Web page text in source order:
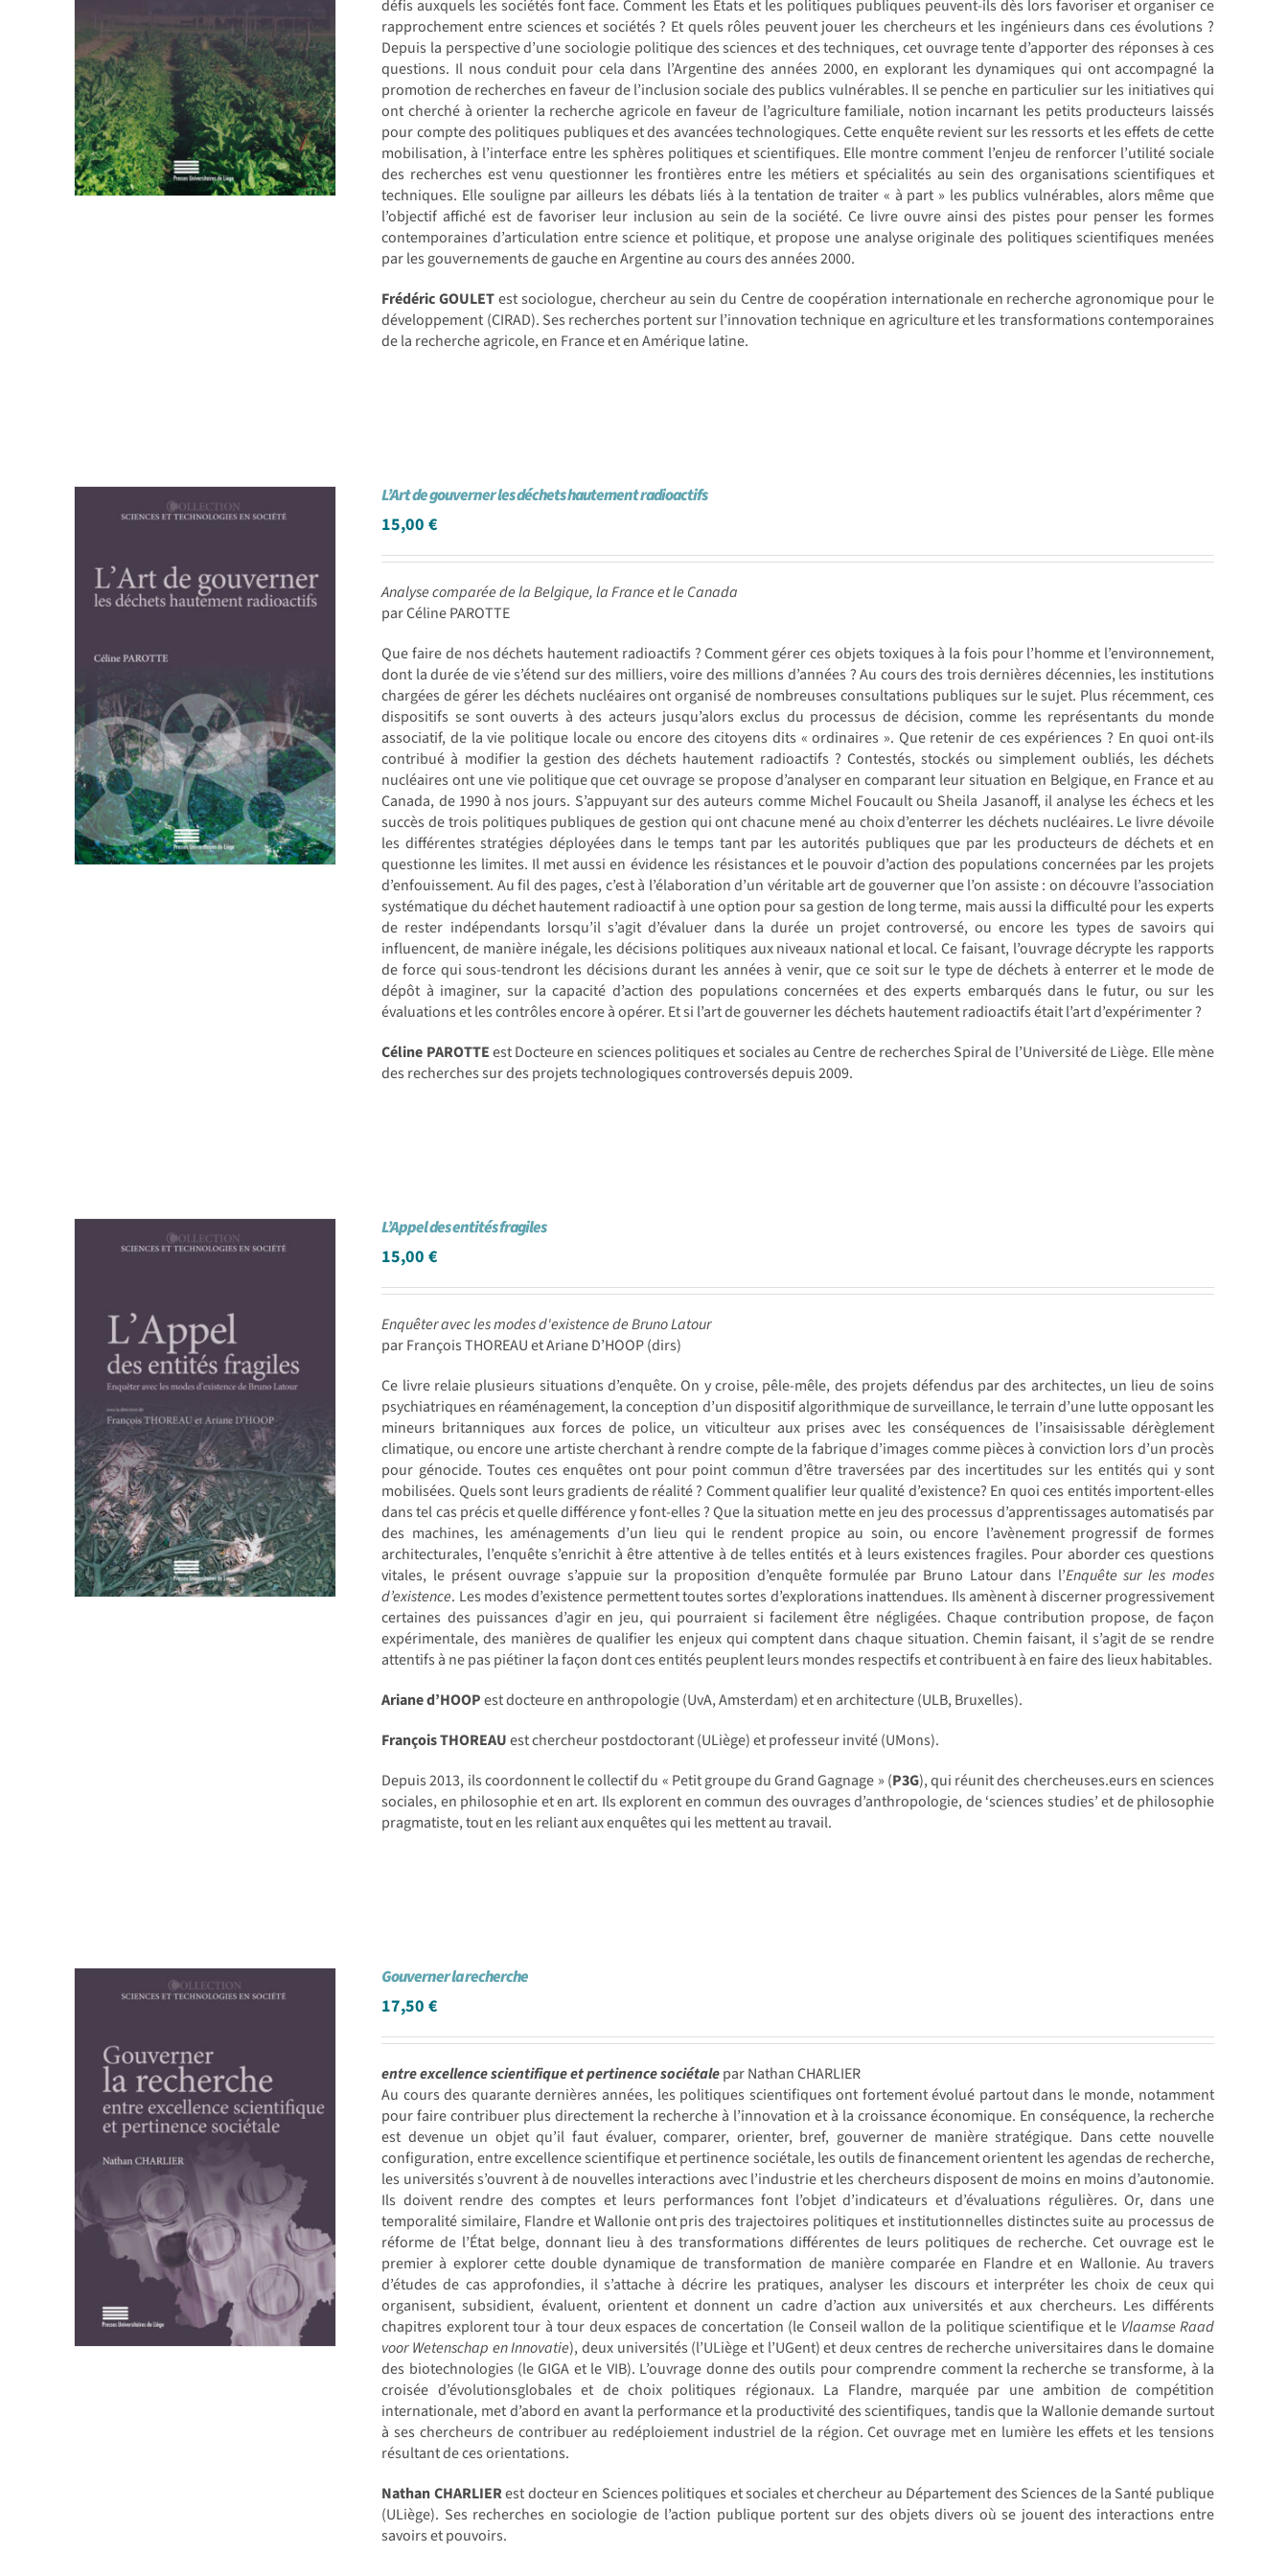
défis auxquels les sociétés font face. Comment les États et les politiques publiques peuvent-ils dès lors favoriser et organiser ce
rapprochement entre sciences et sociétés ? Et quels rôles peuvent jouer les chercheurs et les ingénieurs dans ces évolutions ?
Depuis la perspective d’une sociologie politique des sciences et des techniques, cet ouvrage tente d’apporter des réponses à ces
questions. Il nous conduit pour cela dans l’Argentine des années 2000, en explorant les dynamiques qui ont accompagné la
promotion de recherches en faveur de l’inclusion sociale des publics vulnérables. Il se penche en particulier sur les initiatives qui
ont cherché à orienter la recherche agricole en faveur de l’agriculture familiale, notion incarnant les petits producteurs laissés
pour compte des politiques publiques et des avancées technologiques. Cette enquête revient sur les ressorts et les effets de cette
mobilisation, à l’interface entre les sphères politiques et scientifiques. Elle montre comment l’enjeu de renforcer l’utilité sociale
des recherches est venu questionner les frontières entre les métiers et spécialités au sein des organisations scientifiques et
techniques. Elle souligne par ailleurs les débats liés à la tentation de traiter « à part » les publics vulnérables, alors même que
l’objectif affiché est de favoriser leur inclusion au sein de la société. Ce livre ouvre ainsi des pistes pour penser les formes
contemporaines d’articulation entre science et politique, et propose une analyse originale des politiques scientifiques menées
par les gouvernements de gauche en Argentine au cours des années 2000.
Frédéric GOULETest sociologue, chercheur au sein du Centre de coopération internationale en recherche agronomique pour le
développement (CIRAD). Ses recherches portent sur l’innovation technique en agriculture et les transformations contemporaines
de la recherche agricole, en France et en Amérique latine.
L’Art de gouverner les déchets hautement radioactifs
15,00€
Analyse comparée de la Belgique, la France et le Canada
par Céline PAROTTE
Que faire de nos déchets hautement radioactifs ? Comment gérer ces objets toxiques à la fois pour l’homme et l’environnement,
dont la durée de vie s’étend sur des milliers, voire des millions d’années ? Au cours des trois dernières décennies, les institutions
chargées de gérer les déchets nucléaires ont organisé de nombreuses consultations publiques sur le sujet. Plus récemment, ces
dispositifs se sont ouverts à des acteurs jusqu’alors exclus du processus de décision, comme les représentants du monde
associatif, de la vie politique locale ou encore des citoyens dits « ordinaires ». Que retenir de ces expériences ? En quoi ont-ils
contribué à modifier la gestion des déchets hautement radioactifs ? Contestés, stockés ou simplement oubliés, les déchets
nucléaires ont une vie politique que cet ouvrage se propose d’analyser en comparant leur situation en Belgique, en France et au
Canada, de 1990 à nos jours. S’appuyant sur des auteurs comme Michel Foucault ou Sheila Jasanoff, il analyse les échecs et les
succès de trois politiques publiques de gestion qui ont chacune mené au choix d’enterrer les déchets nucléaires. Le livre dévoile
les différentes stratégies déployées dans le temps tant par les autorités publiques que par les producteurs de déchets et en
questionne les limites. Il met aussi en évidence les résistances et le pouvoir d’action des populations concernées par les projets
d’enfouissement. Au fil des pages, c’est à l’élaboration d’un véritable art de gouverner que l’on assiste : on découvre l’association
systématique du déchet hautement radioactif à une option pour sa gestion de long terme, mais aussi la difficulté pour les experts
de rester indépendants lorsqu’il s’agit d’évaluer dans la durée un projet controversé, ou encore les types de savoirs qui
influencent, de manière inégale, les décisions politiques aux niveaux national et local. Ce faisant, l’ouvrage décrypte les rapports
de force qui sous-tendront les décisions durant les années à venir, que ce soit sur le type de déchets à enterrer et le mode de
dépôt à imaginer, sur la capacité d’action des populations concernées et des experts embarqués dans le futur, ou sur les
évaluations et les contrôles encore à opérer. Et si l’art de gouverner les déchets hautement radioactifs était l’art d’expérimenter ?
Céline PAROTTEest Docteure en sciences politiques et sociales au Centre de recherches Spiral de l’Université de Liège. Elle mène
des recherches sur des projets technologiques controversés depuis 2009.
L’Appel des entités fragiles
15,00€
Enquêter avec les modes d'existence de Bruno Latour
par François THOREAU et Ariane D’HOOP (dirs)
Ce livre relaie plusieurs situations d’enquête. On y croise, pêle-mêle, des projets défendus par des architectes, un lieu de soins
psychiatriques en réaménagement, la conception d’un dispositif algorithmique de surveillance, le terrain d’une lutte opposant les
mineurs britanniques aux forces de police, un viticulteur aux prises avec les conséquences de l’insaisissable dérèglement
climatique, ou encore une artiste cherchant à rendre compte de la fabrique d’images comme pièces à conviction lors d’un procès
pour génocide. Toutes ces enquêtes ont pour point commun d’être traversées par des incertitudes sur les entités qui y sont
mobilisées. Quels sont leurs gradients de réalité ? Comment qualifier leur qualité d’existence? En quoi ces entités importent-elles
dans tel cas précis et quelle différence y font-elles ? Que la situation mette en jeu des processus d’apprentissages automatisés par
des machines, les aménagements d’un lieu qui le rendent propice au soin, ou encore l’avènement progressif de formes
architecturales, l’enquête s’enrichit à être attentive à de telles entités et à leurs existences fragiles. Pour aborder ces questions
vitales, le présent ouvrage s’appuie sur la proposition d’enquête formulée par Bruno Latour dans l’Enquête sur les modes
d’existence. Les modes d’existence permettent toutes sortes d’explorations inattendues. Ils amènent à discerner progressivement
certaines des puissances d’agir en jeu, qui pourraient si facilement être négligées. Chaque contribution propose, de façon
expérimentale, des manières de qualifier les enjeux qui comptent dans chaque situation. Chemin faisant, il s’agit de se rendre
attentifs à ne pas piétiner la façon dont ces entités peuplent leurs mondes respectifs et contribuent à en faire des lieux habitables.
Ariane d’HOOPest docteure en anthropologie (UvA, Amsterdam) et en architecture (ULB, Bruxelles).
François THOREAUest chercheur postdoctorant (ULiège) et professeur invité (UMons).
Depuis 2013, ils coordonnent le collectif du « Petit groupe du Grand Gagnage » (P3G), qui réunit des chercheuses.eurs en sciences
sociales, en philosophie et en art. Ils explorent en commun des ouvrages d’anthropologie, de ‘sciences studies’ et de philosophie
pragmatiste, tout en les reliant aux enquêtes qui les mettent au travail.
Gouverner la recherche
17,50€
entre excellence scientifique et pertinence sociétalepar Nathan CHARLIER
Au cours des quarante dernières années, les politiques scientifiques ont fortement évolué partout dans le monde, notamment
pour faire contribuer plus directement la recherche à l’innovation et à la croissance économique. En conséquence, la recherche
est devenue un objet qu’il faut évaluer, comparer, orienter, bref, gouverner de manière stratégique. Dans cette nouvelle
configuration, entre excellence scientifique et pertinence sociétale, les outils de financement orientent les agendas de recherche,
les universités s’ouvrent à de nouvelles interactions avec l’industrie et les chercheurs disposent de moins en moins d’autonomie.
Ils doivent rendre des comptes et leurs performances font l’objet d’indicateurs et d’évaluations régulières. Or, dans une
temporalité similaire, Flandre et Wallonie ont pris des trajectoires politiques et institutionnelles distinctes suite au processus de
réforme de l’État belge, donnant lieu à des transformations différentes de leurs politiques de recherche. Cet ouvrage est le
premier à explorer cette double dynamique de transformation de manière comparée en Flandre et en Wallonie. Au travers
d’études de cas approfondies, il s’attache à décrire les pratiques, analyser les discours et interpréter les choix de ceux qui
organisent, subsidient, évaluent, orientent et donnent un cadre d’action aux universités et aux chercheurs. Les différents
chapitres explorent tour à tour deux espaces de concertation (le Conseil wallon de la politique scientifique et le Vlaamse Raad
voor Wetenschap en Innovatie), deux universités (l’ULiège et l’UGent) et deux centres de recherche universitaires dans le domaine
des biotechnologies (le GIGA et le VIB). L’ouvrage donne des outils pour comprendre comment la recherche se transforme, à la
croisée d’évolutionsglobales et de choix politiques régionaux. La Flandre, marquée par une ambition de compétition
internationale, met d’abord en avant la performance et la productivité des scientifiques, tandis que la Wallonie demande surtout
à ses chercheurs de contribuer au redéploiement industriel de la région. Cet ouvrage met en lumière les effets et les tensions
résultant de ces orientations.
Nathan CHARLIERest docteur en Sciences politiques et sociales et chercheur au Département des Sciences de la Santé publique
(ULiège). Ses recherches en sociologie de l’action publique portent sur des objets divers où se jouent des interactions entre
savoirs et pouvoirs.